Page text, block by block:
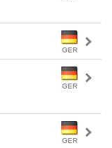
GER
GER
GER